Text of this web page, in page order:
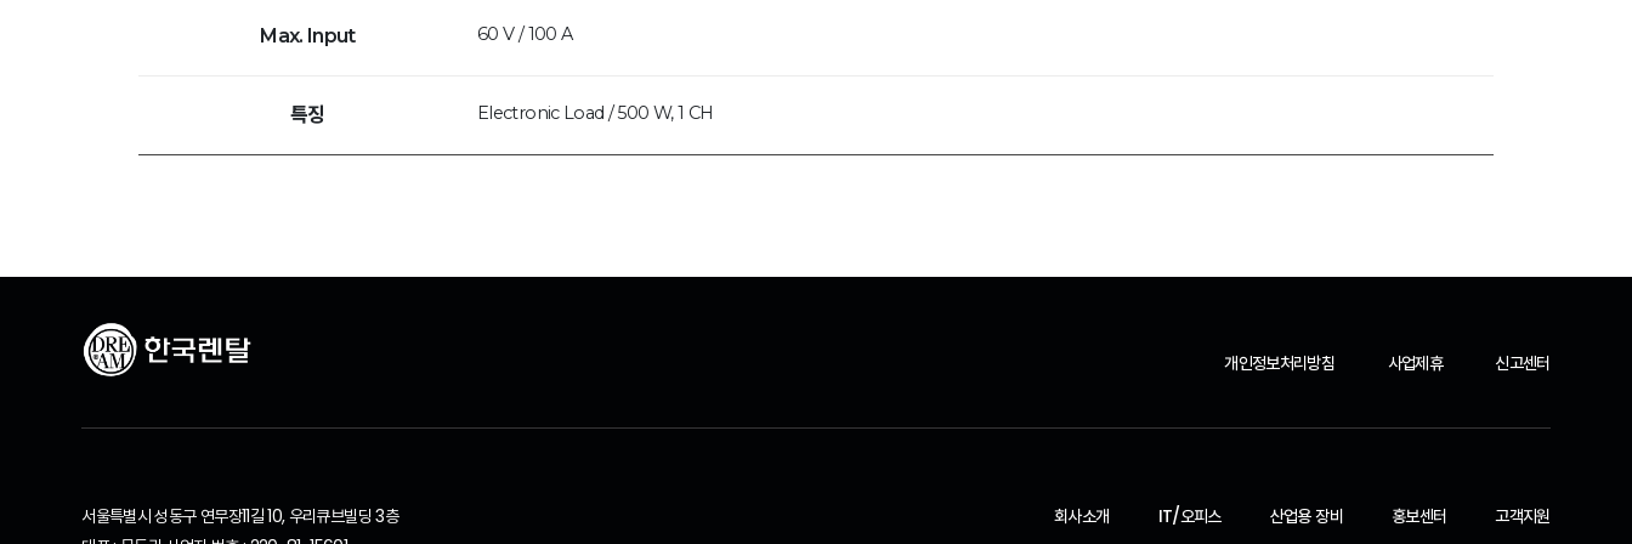
Max. Input 60 V / 100 A
특징 Electronic Load / 500 W, 1 CH
개인정보처리방침 사업제휴 신고센터
서울특별시 성동구 연무장11길 10, 우리큐브빌딩 3층
회사소개 IT/오피스 산업용 장비 홍보센터 고객지원